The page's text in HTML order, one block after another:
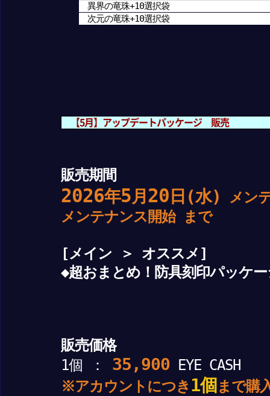
異界の竜珠+10選択袋
次元の竜珠+10選択袋
【5月】アップデートパッケージ 販売
販売期間
2026年5月 20 日(水)
メン
メンテナンス開始 まで
[メイン ＞ オススメ]
◆超おまとめ！防具刻印パッケ
販売価格
1個 ： 35,900 EYE CASH
※アカウントにつき 1個 まで購